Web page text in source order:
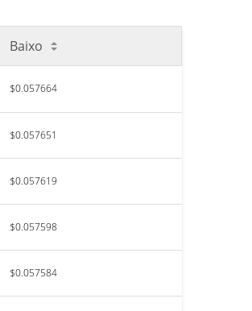
Baixo
$0.057664
$0.057651
$0.057619
$0.057598
$0.057584